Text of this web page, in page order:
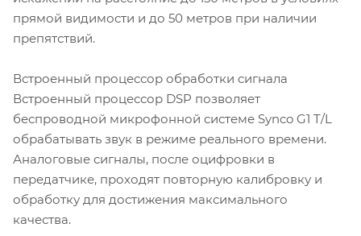
прямой видимости и до 50 метров при наличии
препятствий.
Встроенный процессор обработки сигнала
Встроенный процессор DSP позволяет
беспроводной микрофонной системе Synco G1 T/L
обрабатывать звук в режиме реального времени.
Аналоговые сигналы, после оцифровки в
передатчике, проходят повторную калибровку и
обработку для достижения максимального
качества.